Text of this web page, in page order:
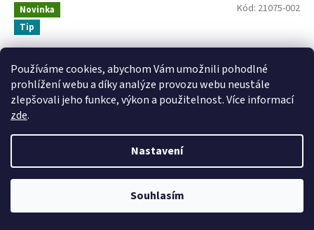
Používáme cookies, abychom Vám umožnili pohodlné
prohlížení webu a díky analýze provozu webu neustále
zlepšovali jeho funkce, výkon a použitelnost. Více informací
zde.
Nastavení
Souhlasím
Novinka
Tip
Kód: 21075-002